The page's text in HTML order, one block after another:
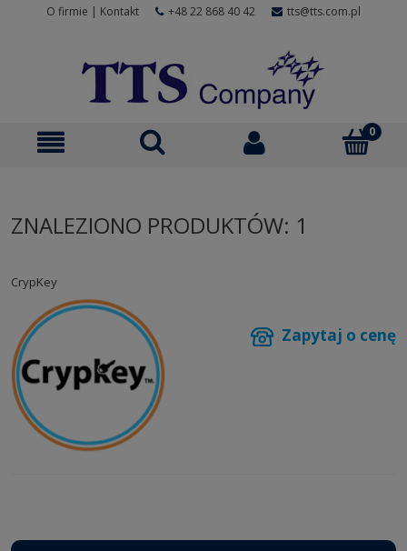
O firmie | Kontakt +48 22 868 40 42 tts@tts.com.pl
ZNALEZIONO PRODUKTÓW: 1
CrypKey
Zapytaj o cenę